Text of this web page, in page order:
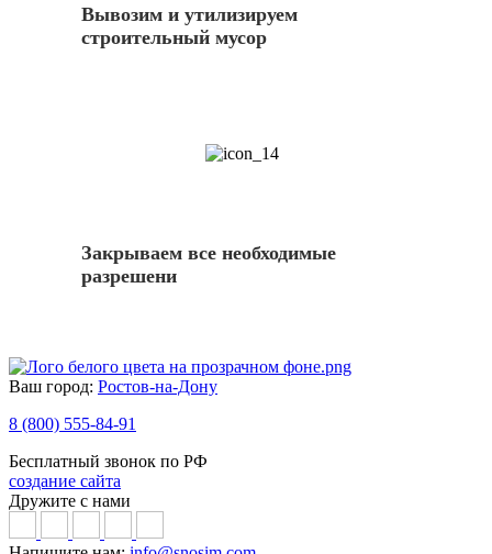
Вывозим и утилизируем
строительный мусор
Закрываем все необходимые
разрешени
Ваш город: Ростов-на-Дону
8 (800) 555-84-91
Бесплатный звонок по РФ
создание сайта
Дружите с нами